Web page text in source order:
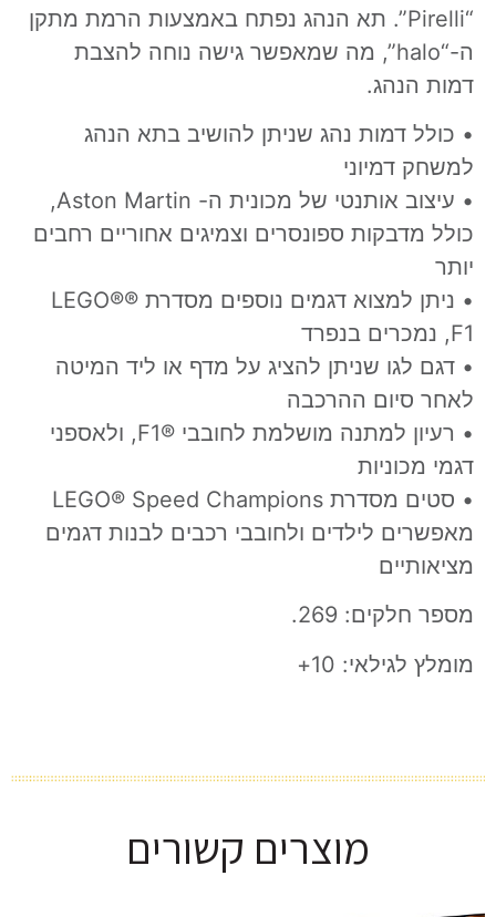
“Pirelli”. תא הנהג נפתח באמצעות הרמת מתקן
ה-“halo”, מה שמאפשר גישה נוחה להצבת
דמות הנהג.
• כולל דמות נהג שניתן להושיב בתא הנהג
למשחק דמיוני
•
עיצוב אותנטי של מכונית ה- Aston Martin,
כולל מדבקות ספונסרים וצמיגים אחוריים רחבים
יותר
•
ניתן למצוא דגמים נוספים מסדרת ®LEGO®
F1, נמכרים בנפרד
• דגם לגו שניתן להציג על מדף או ליד המיטה
לאחר סיום ההרכבה
•
רעיון למתנה מושלמת לחובבי ®F1, ולאספני
דגמי מכוניות
•
סטים מסדרת LEGO® Speed Champions
מאפשרים לילדים ולחובבי רכבים לבנות דגמים
מציאותיים
מספר חלקים: 269.
מומלץ לגילאי: 10+
מוצרים קשורים